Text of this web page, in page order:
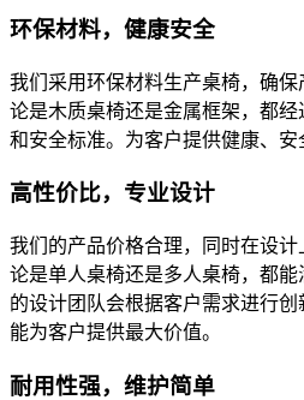
环保材料，健康安全
我们采用环保材料生产桌椅，确
论是木质桌椅还是金属框架，都
和安全标准。为客户提供健康、安
高性价比，专业设计
我们的产品价格合理，同时在设
论是单人桌椅还是多人桌椅，都能
的设计团队会根据客户需求进行
能为客户提供最大价值。
耐用性强，维护简单